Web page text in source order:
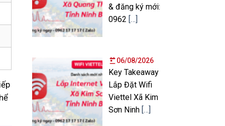
& đăng ký mới:
0962 […]
06/08/2026
Key Takeaway
Lắp Đặt Wifi
Viettel Xã Kim
Sơn Ninh […]